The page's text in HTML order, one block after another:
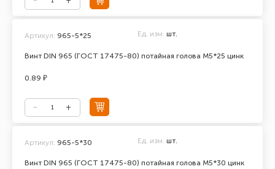
Винт DIN 965 (ГОСТ 17475-80) потайная голова М5*25 цинк
Артикул: 965-5*25 Ед. изм. шт.
0.89 ₽
Винт DIN 965 (ГОСТ 17475-80) потайная голова М5*30 цинк
Артикул: 965-5*30 Ед. изм. шт.